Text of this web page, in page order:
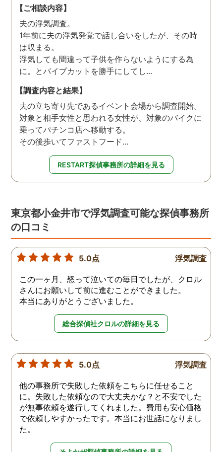
【ご相談内容】
夫の浮気調査。
1年前に夫の浮気発覚で話し合いをしたが、その時
は収まる。
浮気しても間違って子供を作らないようにする為
に。とパイプカットを勝手にしてし...
【調査内容と結果】
夫の立ち寄り先であるイベント会場から調査開始。
対象と相手女性と思われる女性が、対象のバイクに
乗ってパチンコ店へ移動する。
その後歩いてファストフード...
RESTART探偵事務所の詳細を見る
東京都小金井市で浮気調査可能な探偵事務所
の口コミ
5.0点 浮気調査
この一ヶ月、怒って泣いての毎日でしたが、クロル
さんにお願いして前に進むことができました。
本当にありがとうございました。
総合探偵社クロルの詳細を見る
5.0点 浮気調査
他の事務所で失敗した依頼をこちらに任せること
に。失敗した依頼なので大丈夫かな？と不安でした
が無事依頼を遂行してくれました。費用も安心価格
で依頼しやすかったです。本当にお世話になりまし
た。